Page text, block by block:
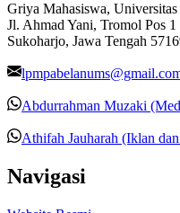
Griya Mahasiswa,
Jl. Ahmad Yani, Tromol Pos
Sukoharjo, Jawa Tengah
Abdurrahman Muzaki
Athifah Jauharah (Iklan
Navigasi